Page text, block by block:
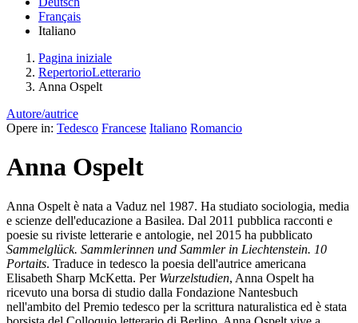
Français
Italiano
Pagina iniziale
RepertorioLetterario
Anna Ospelt
Autore/autrice
Opere in: Tedesco Francese Italiano Romancio
Anna Ospelt
Anna Ospelt è nata a Vaduz nel 1987. Ha studiato sociologia, media
e scienze dell'educazione a Basilea. Dal 2011 pubblica racconti e
poesie su riviste letterarie e antologie, nel 2015 ha pubblicato
Sammelglück. Sammlerinnen und Sammler in Liechtenstein. 10
Portaits. Traduce in tedesco la poesia dell'autrice americana
Elisabeth Sharp McKetta. Per Wurzelstudien, Anna Ospelt ha
ricevuto una borsa di studio dalla Fondazione Nantesbuch
nell'ambito del Premio tedesco per la scrittura naturalistica ed è stata